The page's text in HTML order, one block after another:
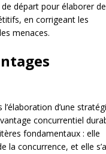
départ pour élaborer
en corrigeant les
menaces.
d’une
concurrentiel
fondamentaux : elle
la concurrence, et elle